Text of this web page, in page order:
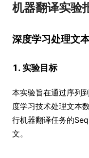
机器翻译实验
深度学习处理文
1. 实验目标
本实验旨在通过序列
度学习技术处理文本
行机器翻译任务的
文。